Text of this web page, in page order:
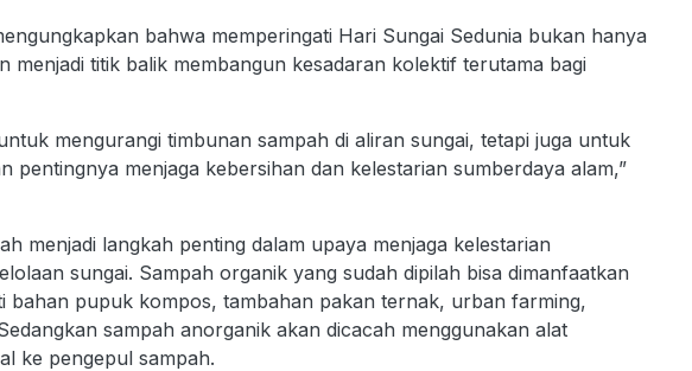
bahwa memperingati Hari Sungai Sedunia bukan hanya
menjadi titik balik membangun kesadaran kolektif terutama bagi
mengurangi timbunan sampah di aliran sungai, tetapi juga untuk
pentingnya menjaga kebersihan dan kelestarian sumberdaya alam,”
menjadi langkah penting dalam upaya menjaga kelestarian
sungai. Sampah organik yang sudah dipilah bisa dimanfaatkan
bahan pupuk kompos, tambahan pakan ternak, urban farming,
sampah anorganik akan dicacah menggunakan alat
ke pengepul sampah.